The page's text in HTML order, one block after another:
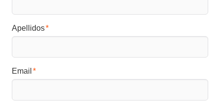
Apellidos
Email